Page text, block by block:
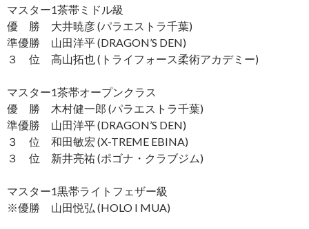
マスター1茶帯ミドル級
優 勝 大井暁彦 (パラエストラ千葉)
準優勝 山田洋平 (DRAGON’S DEN)
３ 位 高山拓也 (トライフォース柔術アカデミー)
マスター1茶帯オープンクラス
優 勝 木村健一郎 (パラエストラ千葉)
準優勝 山田洋平 (DRAGON’S DEN)
３ 位 和田敏宏 (X-TREME EBINA)
３ 位 新井亮祐 (ポゴナ・クラブジム)
マスター1黒帯ライトフェザー級
※優勝 山田悦弘 (HOLO I MUA)